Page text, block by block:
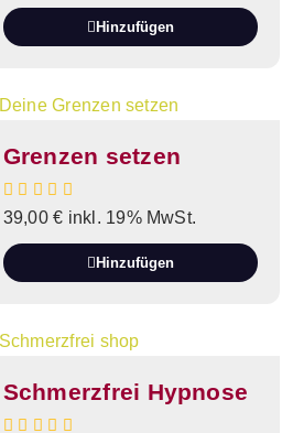
Hinzufügen
Grenzen setzen
39,00€ inkl. 19% MwSt.
Hinzufügen
Schmerzfrei Hypnose